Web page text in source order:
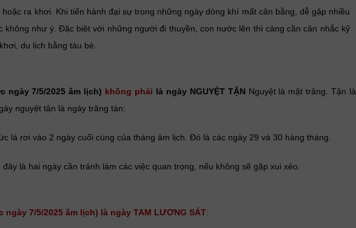
ra khơi. Khi tiến hành đại sự trong những ngày dòng khí mất cân bằng, dễ gặp nhiều
không như ý. Đặc biệt với những người đi thuyền, con nước lên thì càng cần cân nhắc kỹ
du lịch bằng tàu bè.
ngày 7/5/2025 âm lịch) không phải là ngày NGUYỆT TẬN Nguyệt là mặt trăng. Tận là
nguyệt tận là ngày trăng tàn:
là rơi vào 2 ngày cuối cùng của tháng âm lịch. Đó là các ngày 29 và 30 hàng tháng.
là hai ngày cần tránh làm các việc quan trọng, nếu không sẽ gặp xui xẻo.
ngày 7/5/2025 âm lịch) là ngày TAM LƯƠNG SÁT: